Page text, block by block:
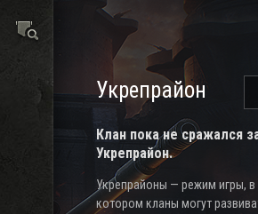
Укрепрайон
Клан пока не сражался
Укрепрайон.
Укрепрайоны — режим игры, в
котором кланы могут